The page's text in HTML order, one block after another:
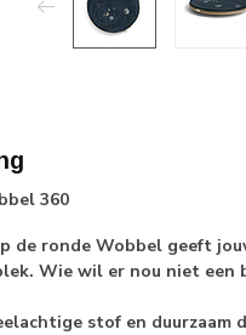
360
de ronde Wobbel geeft
Wie wil er nou niet een
stof en duurzaam